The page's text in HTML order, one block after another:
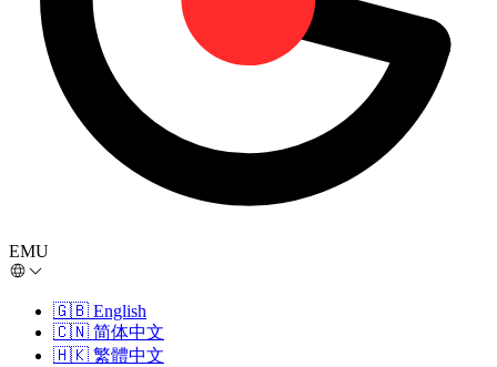
EMU
🇬🇧 English
🇨🇳 简体中文
🇭🇰 繁體中文